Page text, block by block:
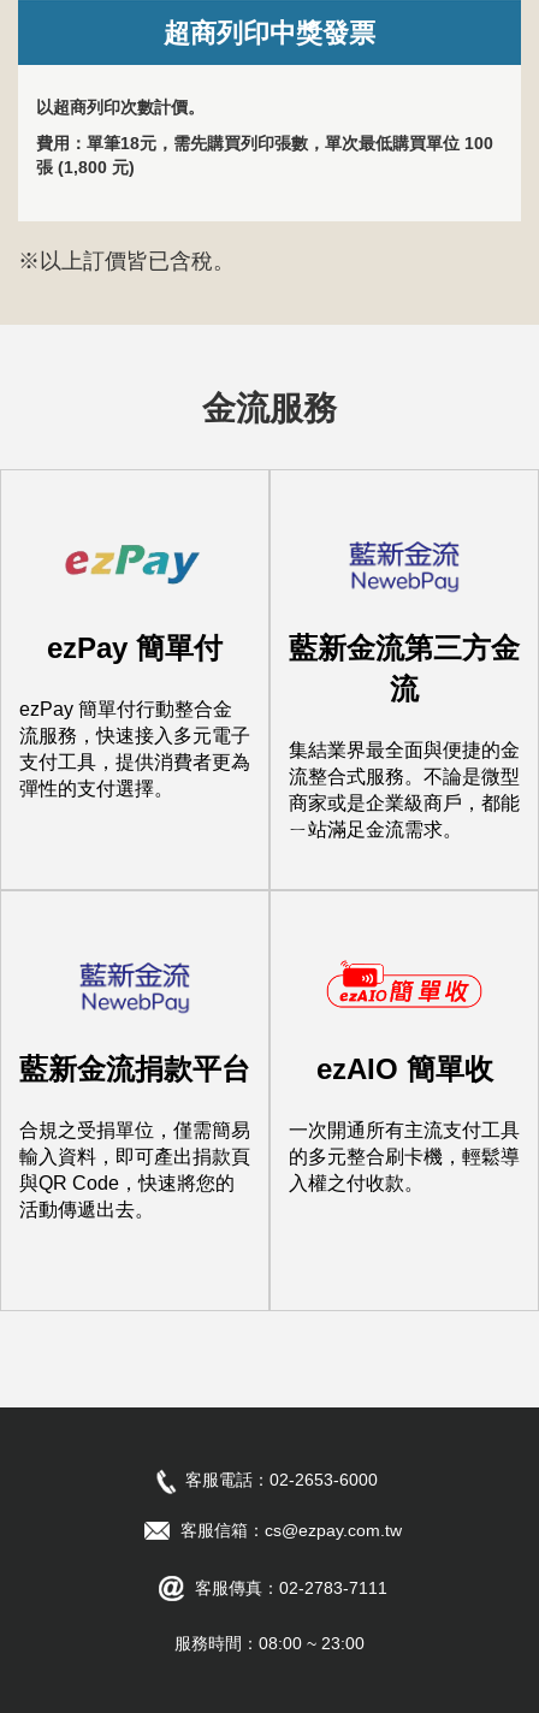
超商列印中獎發票
以超商列印次數計價。
費用：單筆18元，需先購買列印張數，單次最低購買單位 100
張 (1,800 元)
※以上訂價皆已含稅。
金流服務
ezPay 簡單付
ezPay 簡單付行動整合金
流服務，快速接入多元電子
支付工具，提供消費者更為
彈性的支付選擇。
藍新金流第三方金
流
集結業界最全面與便捷的金
流整合式服務。不論是微型
商家或是企業級商戶，都能
ㄧ站滿足金流需求。
藍新金流捐款平台
合規之受捐單位，僅需簡易
輸入資料，即可產出捐款頁
與QR Code，快速將您的
活動傳遞出去。
ezAIO 簡單收
一次開通所有主流支付工具
的多元整合刷卡機，輕鬆導
入權之付收款。
客服電話：02-2653-6000
客服信箱： cs@ezpay.com.tw
客服傳真：02-2783-7111
服務時間：08:00 ~ 23:00